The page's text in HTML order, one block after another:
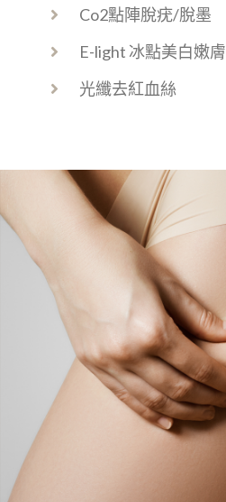
Co2點陣脫疣/脫墨
E-light 冰點美白嫩膚
光纖去紅血絲